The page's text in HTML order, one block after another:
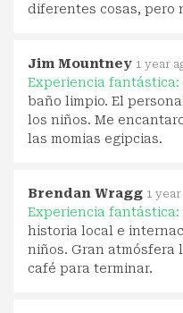
diferentes cosas, pero
Jim Mountney 1 year
Experiencia fantástica:
baño limpio. El
los niños. Me
las momias egipcias.
Brendan Wragg 1 year
Experiencia fantástica:
historia local e
niños. Gran atmósfera
café para terminar.